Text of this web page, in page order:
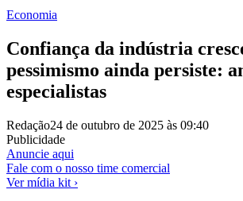
Economia
Confiança da indústria
pessimismo ainda persiste:
especialistas
Redação24 de outubro de 2025 às 09:40
Publicidade
Anuncie aqui
Fale com o nosso time comercial
Ver mídia kit ›